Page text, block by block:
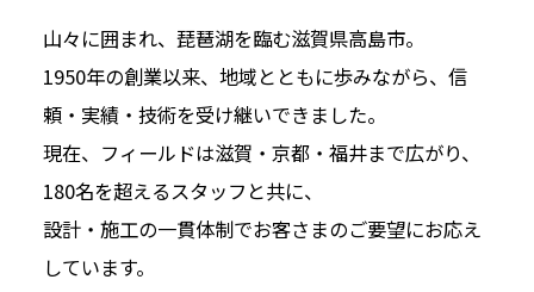
山々に囲まれ、琵琶湖を臨む滋賀県高島市。
1950年の創業以来、地域とともに歩みながら、信
頼・実績・技術を受け継いできました。
現在、フィールドは滋賀・京都・福井まで広がり、
180名を超えるスタッフと共に、
設計・施工の一貫体制でお客さまのご要望にお応え
しています。